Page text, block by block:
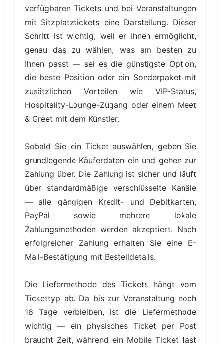
verfügbaren Tickets und bei Veranstaltungen
mit Sitzplatztickets eine Darstellung. Dieser
Schritt ist wichtig, weil er Ihnen ermöglicht,
genau das zu wählen, was am besten zu
Ihnen passt — sei es die günstigste Option,
die beste Position oder ein Sonderpaket mit
zusätzlichen Vorteilen wie VIP-Status,
Hospitality-Lounge-Zugang oder einem Meet
& Greet mit dem Künstler.
Sobald Sie ein Ticket auswählen, geben Sie
grundlegende Käuferdaten ein und gehen zur
Zahlung über. Die Zahlung ist sicher und läuft
über standardmäßige verschlüsselte Kanäle
— alle gängigen Kredit- und Debitkarten,
PayPal sowie mehrere lokale
Zahlungsmethoden werden akzeptiert. Nach
erfolgreicher Zahlung erhalten Sie eine E-
Mail-Bestätigung mit Bestelldetails.
Die Liefermethode des Tickets hängt vom
Tickettyp ab. Da bis zur Veranstaltung noch
18 Tage verbleiben, ist die Liefermethode
wichtig — ein physisches Ticket per Post
braucht Zeit, während ein Mobile Ticket fast